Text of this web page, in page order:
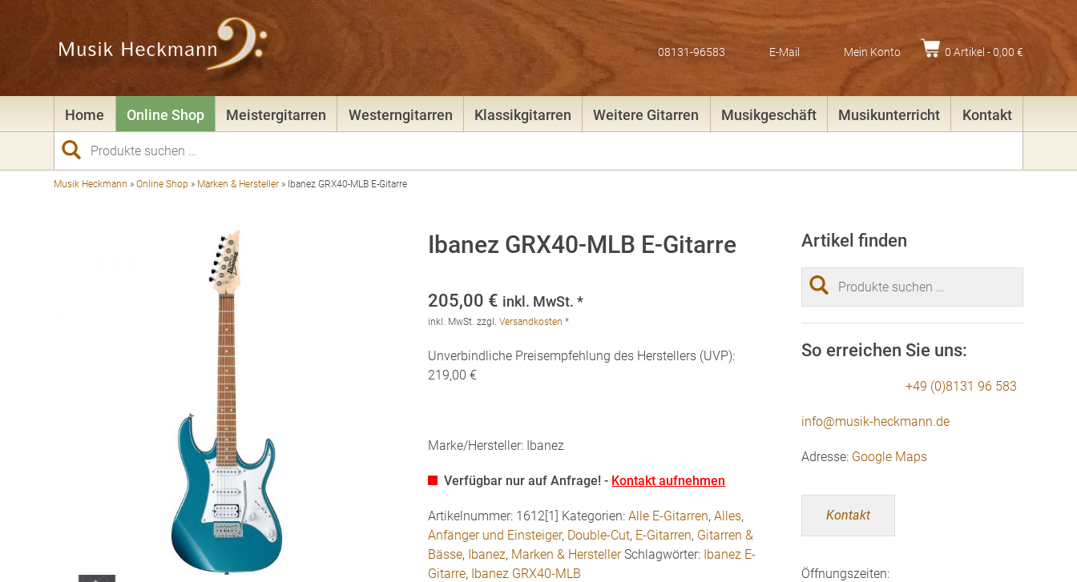
08131-96583 E-Mail Mein Konto 0 Artikel -0,00 €
Home Online Shop Meistergitarren Westerngitarren Klassikgitarren Weitere Gitarren Musikgeschäft Musikunterricht Kontakt
Suchen
nach:
Musik Heckmann »Online Shop » Marken & Hersteller » Ibanez GRX40-MLB E-Gitarre
Ibanez GRX40-MLB E-Gitarre
205,00 € inkl. MwSt. *
inkl. MwSt. zzgl.Versandkosten *
Unverbindliche Preisempfehlung des Herstellers (UVP):
219,00 €
Marke/Hersteller: Ibanez
Verfügbar nur auf Anfrage! - Kontakt aufnehmen
Artikelnummer: 1612[1] Kategorien:Alle E-Gitarren,Alles,
Anfänger und Einsteiger, Double-Cut, E-Gitarren, Gitarren &
Bässe, Ibanez, Marken & Hersteller Schlagwörter: Ibanez E-
Gitarre, Ibanez GRX40-MLB
Artikel finden
Suchen
nach:
So erreichen Sie uns:
+49 (0)8131 96 583
info@musik-heckmann.de
Adresse: Google Maps
Kontakt
Öffnungszeiten: